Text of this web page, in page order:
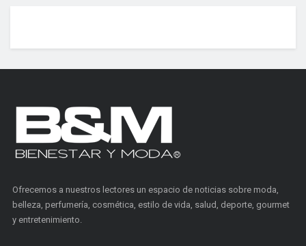
Ofrecemos a nuestros lectores un espacio de noticias sobre moda,
belleza, perfumería, cosmética, estilo de vida, salud, deporte, gourmet
y entretenimiento.